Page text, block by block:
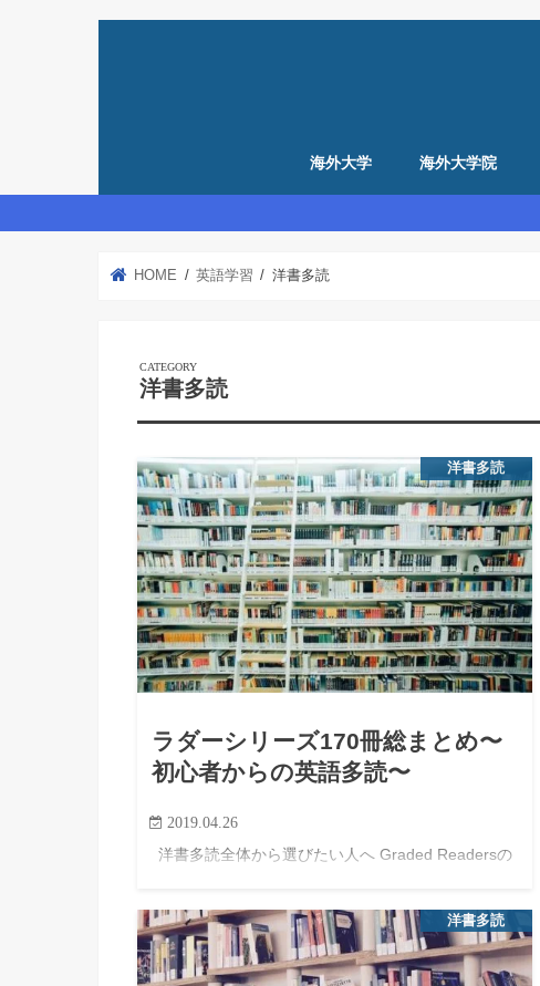
海外大学 海外大学院
HOME 英語学習 洋書多読
洋書多読
洋書多読
ラダーシリーズ170冊総まとめ〜
初心者からの英語多読〜
2019.04.26
洋書多読全体から選びたい人へ Graded Readersの
は、英語多読におすすめの洋書40選も参考にしてく
ださい。 この記事では、ラダーシリーズのラインナ
ップ…
洋書多読